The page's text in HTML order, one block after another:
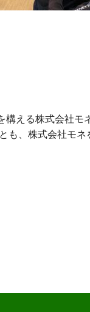
構える株式会社
も、株式会社モネ